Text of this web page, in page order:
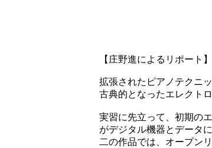
【庄野進によるリポート】
拡張されたピアノテクニ
古典的となったエレクト
実習に先立って、初期の
がデジタル機器とデータ
二の作品では、オープン